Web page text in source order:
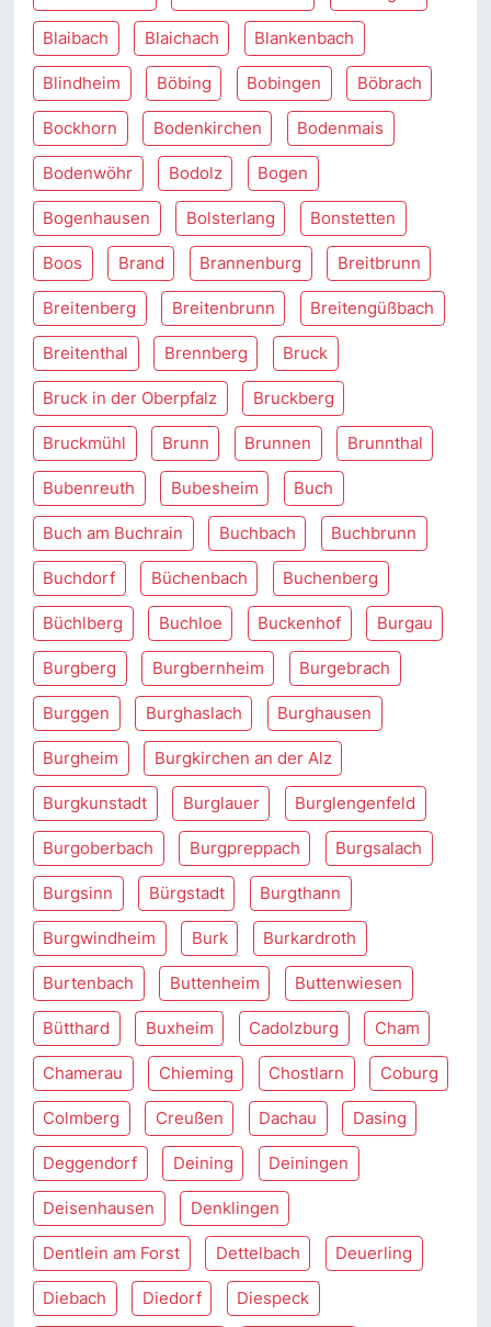
Blaibach Blaichach Blankenbach
Blindheim Böbing Bobingen Böbrach
Bockhorn Bodenkirchen Bodenmais
Bodenwöhr Bodolz Bogen
Bogenhausen Bolsterlang Bonstetten
Boos Brand Brannenburg Breitbrunn
Breitenberg Breitenbrunn Breitengüßbach
Breitenthal Brennberg Bruck
Bruck in der Oberpfalz Bruckberg
Bruckmühl Brunn Brunnen Brunnthal
Bubenreuth Bubesheim Buch
Buch am Buchrain Buchbach Buchbrunn
Buchdorf Büchenbach Buchenberg
Büchlberg Buchloe Buckenhof Burgau
Burgberg Burgbernheim Burgebrach
Burggen Burghaslach Burghausen
Burgheim Burgkirchen an der Alz
Burgkunstadt Burglauer Burglengenfeld
Burgoberbach Burgpreppach Burgsalach
Burgsinn Bürgstadt Burgthann
Burgwindheim Burk Burkardroth
Burtenbach Buttenheim Buttenwiesen
Bütthard Buxheim Cadolzburg Cham
Chamerau Chieming Chostlarn Coburg
Colmberg Creußen Dachau Dasing
Deggendorf Deining Deiningen
Deisenhausen Denklingen
Dentlein am Forst Dettelbach Deuerling
Diebach Diedorf Diespeck